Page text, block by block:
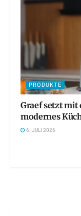
PRODUKTE
Graef setzt mit
modernes
6. JULI 2026